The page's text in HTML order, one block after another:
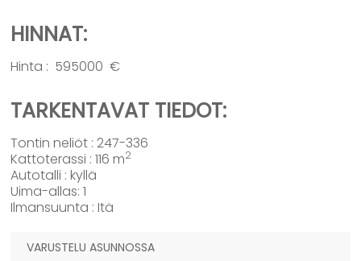
HINNAT:
Hinta : 595000 €
TARKENTAVAT TIEDOT:
Tontin neliöt : 247-336
Kattoterassi : 116 m2
Autotalli : kyllä
Uima-allas: 1
Ilmansuunta : Itä
VARUSTELU ASUNNOSSA